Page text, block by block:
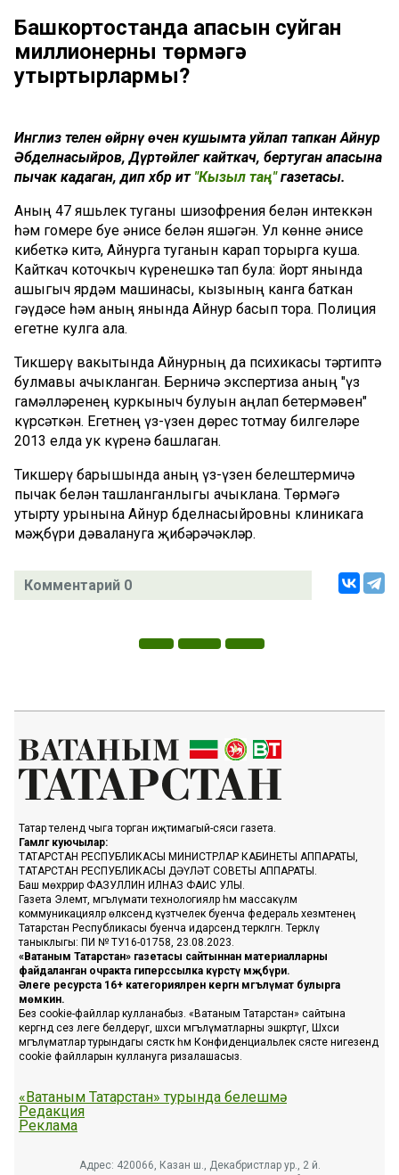
Башкортостанда апасын суйган
миллионерны төрмәгә
утыртырлармы?
Инглиз телен өйрәнү өчен кушымта уйлап тапкан Айнур
Әбделнасыйров, Дүртөйлегә кайткач, бертуган апасына
пычак кадаган, дип хәбәр итә "Кызыл таң"газетасы.
Аның 47 яшьлек туганы шизофрения белән интеккән
һәм гомере буе әнисе белән яшәгән. Ул көнне әнисе
кибеткә китә, Айнурга туганын карап торырга куша.
Кайткач коточкыч күренешкә тап була: йорт янында
ашыгыч ярдәм машинасы, кызының канга баткан
гәүдәсе һәм аның янында Айнур басып тора. Полиция
егетне кулга ала.
Тикшерү вакытында Айнурның да психикасы тәртиптә
булмавы ачыкланган. Берничә экспертиза аның "үз
гамәлләренең куркыныч булуын аңлап бетермәвен"
күрсәткән. Егетнең үз-үзен дөрес тотмау билгеләре
2013 елда ук күренә башлаган.
Тикшерү барышында аның үз-үзен белештермичә
пычак белән ташланганлыгы ачыклана. Төрмәгә
утырту урынына Айнур Әбделнасыйровны клиникага
мәҗбүри дәвалануга җибәрәчәкләр.
Комментарий 0
Татар телендә чыга торган иҗтимагый-сәяси газета.
Гамәлгә куючылар:
ТАТАРСТАН РЕСПУБЛИКАСЫ МИНИСТРЛАР КАБИНЕТЫ АППАРАТЫ,
ТАТАРСТАН РЕСПУБЛИКАСЫ ДӘҮЛӘТ СОВЕТЫ АППАРАТЫ.
Баш мөхәррир ФАЗУЛЛИН ИЛНАЗ ФАИС УЛЫ.
Газета Элемтә, мәгълүмати технологияләр һәм массакүләм
коммуникацияләр өлкәсендә күзәтчелек буенча федераль хезмәтенең
Татарстан Республикасы буенча идарәсендә теркәлгән. Теркәлү
таныклыгы: ПИ № ТУ16-01758, 23.08.2023.
«Ватаным Татарстан» газетасы сайтыннан материалларны
файдаланган очракта гиперссылка күрсәтү мәҗбүри.
Әлеге ресурста 16+ категорияләренә кергән мәгълүмат булырга
мөмкин.
Без cookie-файллар кулланабыз. «Ватаным Татарстан» сайтына
кергәндә сез әлеге белдерүгә, шәхси мәгълүматларны эшкәртүгә, Шәхси
мәгълүматлар турындагы сәясәткә һәм Конфиденциальлек сәясәте нигезендә
cookie файлларын куллануга ризалашасыз.
«Ватаным Татарстан» турында белешмә
Редакция
Реклама
Адрес: 420066, Казан ш., Декабристлар ур., 2 й.